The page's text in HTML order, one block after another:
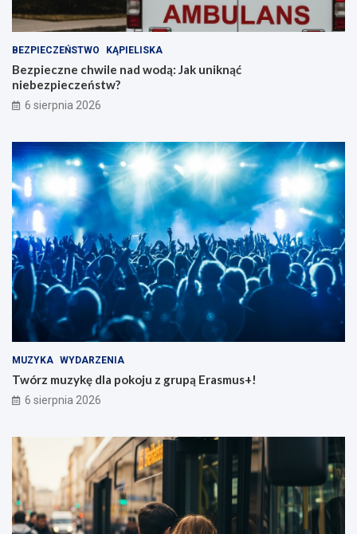
BEZPIECZEŃSTWO KĄPIELISKA
Bezpieczne chwile nad wodą: Jak uniknąć
niebezpieczeństw?
6 sierpnia 2026
MUZYKA WYDARZENIA
Twórz muzykę dla pokoju z grupą Erasmus+!
6 sierpnia 2026